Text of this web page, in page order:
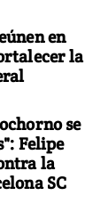
en
la
se
Felipe
la
SC